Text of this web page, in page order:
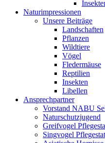
Naturimpressionen
Unsere Beiträge
Landschaften
Pflanzen
Wildtiere
Vögel
Fledermäuse
Reptilien
Insekten
Libellen
Ansprechpartner
Vorstand NABU
Naturschutzjugend
Greifvogel
Singvogel